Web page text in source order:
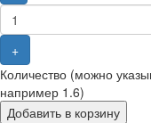
+
Количество (можно
например 1.6)
Добавить в корзину